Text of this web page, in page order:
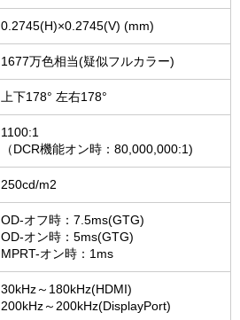
0.2745(H)×0.2745(V) (mm)
1677万色相当(疑似フルカラー)
上下178° 左右178°
1100:1
（DCR機能オン時：80,000,000:1)
250cd/m2
OD-オフ時：7.5ms(GTG)
OD-オン時：5ms(GTG)
MPRT-オン時：1ms
30kHz～180kHz(HDMI)
200kHz～200kHz(DisplayPort)